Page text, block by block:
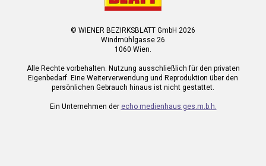
© WIENER BEZIRKSBLATT GmbH 2026
Windmühlgasse 26
1060 Wien.
Alle Rechte vorbehalten. Nutzung ausschließlich für den privaten
Eigenbedarf. Eine Weiterverwendung und Reproduktion über den
persönlichen Gebrauch hinaus ist nicht gestattet.
Ein Unternehmen der echo medienhaus ges.m.b.h.